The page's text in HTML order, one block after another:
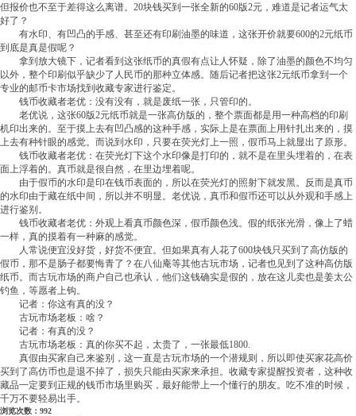
但报价也不至于差得这么离谱。20块钱买到一张全新的60版2元，难道是记者运气太
好了？
有水印、有凹凸的手感、甚至还有印刷油墨的味道，这张开价就要600的2元纸币
到底是真是假呢？
拿到放大镜下，记者看到这张纸币的真假有点让人怀疑，除了油墨的颜色不均匀
以外，整个印刷似乎缺少了人民币的那种立体感。随后记者把这张2元纸币拿到一个
专业的邮币卡市场找到收藏专家进行鉴定。
钱币收藏者老优：没有没有，就是废纸一张，只管印的。
老优说，这张60版2元纸币就是一张高仿版的，整个票面都是用一种高档的印刷
机印出来的。至于摸上去有凹凸感的这种手感，实际上是在票面上用针扎出来的，摸
上去有种针眼的感觉。而说到水印，只要在荧光灯上一照，假币马上就显出了原形。
钱币收藏者老优：在荧光灯下这个水印像是打印的，就不是在里头埋着的，在表
面上浮着的。真币就是很自然，在里边埋着呢。
由于假币的水印是印在钱币表面的，所以在荧光灯的照射下就发黑。反而是真币
的水印由于藏在纸中间，所以并不明显。老优说，真币和假币还可以从外观和手感上
进行鉴别。
钱币收藏者老优：外观上看真币颜色深，假币颜色浅。假的纸张光滑，像上了蜡
一样，真的摸着有一种麻的感觉。
人常说便宜没好货，好货不便宜。但如果真有人花了600块钱只买到了高仿版的
假币，那不是肠子都要悔青了？在八仙庵等其他古玩市场，记者也见到了这种高仿版
纸币。而古玩市场的商户自己也承认，他们这钱确实是假的，放在这儿卖也是姜太公
钓鱼，等愿者上钩。
记者：你这有真的没？
古玩市场老板：啥？
记者：有真的没？
古玩市场老板：真的你买不起，太贵了，一张最低1800.
真假由买家自己来鉴别，这一直是古玩市场的一个潜规则，所以即使买家花高价
买到了高仿币也是退不掉了，损失只能由买家来承担。收藏专家提醒投资者，这种收
藏品一定要到正规的钱币市场里购买，最好能带上一个懂行的朋友。吃不准的时候，
千万不要轻易出手。
浏览次数：992